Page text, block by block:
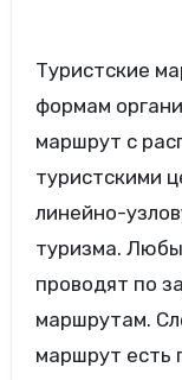
Туристские маршруты относятся к линейным
формам
маршрут с
туристскими
линейно-
туризма.
проводят по
маршрутам.
маршрут есть